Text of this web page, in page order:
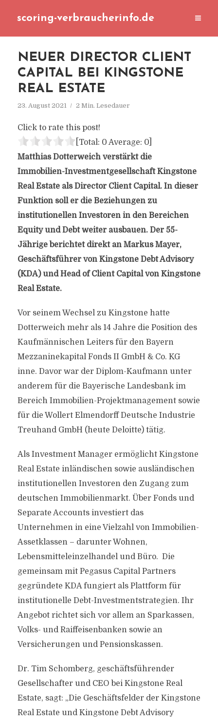
scoring-verbraucherinfo.de
NEUER DIRECTOR CLIENT
CAPITAL BEI KINGSTONE
REAL ESTATE
23. August 2021 2 Min. Lesedauer
Click to rate this post!
[Total: 0 Average: 0]
Matthias Dotterweich verstärkt die
Immobilien-Investmentgesellschaft Kingstone
Real Estate als Director Client Capital. In dieser
Funktion soll er die Beziehungen zu
institutionellen Investoren in den Bereichen
Equity und Debt weiter ausbauen. Der 55-
Jährige berichtet direkt an Markus Mayer,
Geschäftsführer von Kingstone Debt Advisory
(KDA) und Head of Client Capital von Kingstone
Real Estate.
Vor seinem Wechsel zu Kingstone hatte
Dotterweich mehr als 14 Jahre die Position des
Kaufmännischen Leiters für den Bayern
Mezzaninekapital Fonds II GmbH & Co. KG
inne. Davor war der Diplom-Kaufmann unter
anderem für die Bayerische Landesbank im
Bereich Immobilien-Projektmanagement sowie
für die Wollert Elmendorff Deutsche Industrie
Treuhand GmbH (heute Deloitte) tätig.
Als Investment Manager ermöglicht Kingstone
Real Estate inländischen sowie ausländischen
institutionellen Investoren den Zugang zum
deutschen Immobilienmarkt. Über Fonds und
Separate Accounts investiert das
Unternehmen in eine Vielzahl von Immobilien-
Assetklassen – darunter Wohnen,
Lebensmitteleinzelhandel und Büro. Die
gemeinsam mit Pegasus Capital Partners
gegründete KDA fungiert als Plattform für
institutionelle Debt-Investmentstrategien. Ihr
Angebot richtet sich vor allem an Sparkassen,
Volks- und Raiffeisenbanken sowie an
Versicherungen und Pensionskassen.
Dr. Tim Schomberg, geschäftsführender
Gesellschafter und CEO bei Kingstone Real
Estate, sagt: „Die Geschäftsfelder der Kingstone
Real Estate und Kingstone Debt Advisory